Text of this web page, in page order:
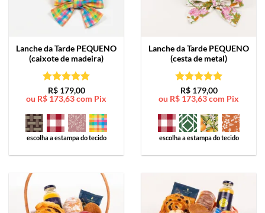
Lanche da Tarde PEQUENO
(caixote de madeira)
Avaliação5
de 5
R$179,00
ou R$ 173,63com Pix
escolha a estampa do tecido
Lanche da Tarde PEQUENO
(cesta de metal)
Avaliação5
de 5
R$179,00
ou R$ 173,63com Pix
escolha a estampa do tecido